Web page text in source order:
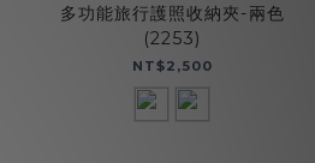
多功能旅行護照收納夾-兩色
(2253)
NT$2,500